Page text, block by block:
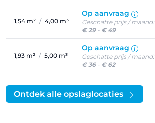
1,54 m² / 4,00 m³
Op aanvraag
Geschatte prijs / maand:
€ 29- € 49
1,93 m² / 5,00 m³
Op aanvraag
Geschatte prijs / maand:
€ 36- € 62
Ontdek alle opslaglocaties